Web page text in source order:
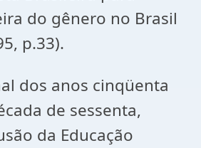
do gênero no Brasil
p.33).
anos cinqüenta
de sessenta,
da Educação